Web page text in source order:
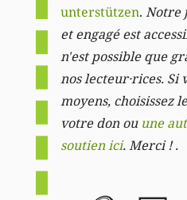
unterstützen. Notre
et engagé est
n'est possible que
nos lecteur·rices. Si
moyens, choisissez
votre don ou une
soutien ici. Merci ! .